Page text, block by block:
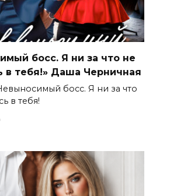
босс. Я ни за что не
в тебя!» Даша Черничная
босс. Я ни за что
в тебя!